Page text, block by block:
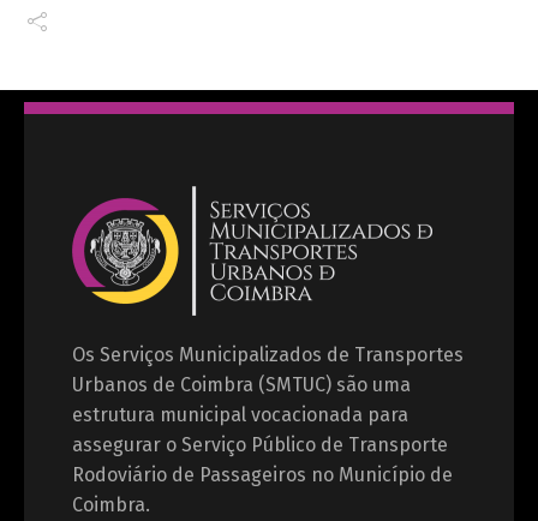
Os Serviços Municipalizados de Transportes
Urbanos de Coimbra (SMTUC) são uma
estrutura municipal vocacionada para
assegurar o Serviço Público de Transporte
Rodoviário de Passageiros no Município de
Coimbra.